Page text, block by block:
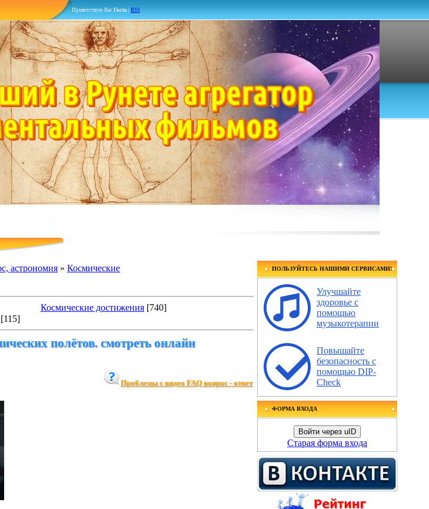
Приветствую Вас Гость RSS
астрономия » Космические
Космические достижения [740]
[115]
полётов. смотреть онлайн
Проблемы с видео FAQ вопрос - ответ
ПОЛЬЗУЙТЕСЬ НАШИМИ СЕРВИСАМИ!
Улучшайте
здоровье с
помощью
музыкотерапии
Повышайте
безопасность с
помощью DIP-
Check
ФОРМА ВХОДА
Войти через uID
Старая форма входа